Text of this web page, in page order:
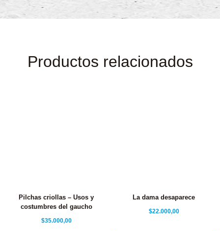
Productos relacionados
Pilchas criollas – Usos y
costumbres del gaucho
$35.000,00
La dama desaparece
$22.000,00